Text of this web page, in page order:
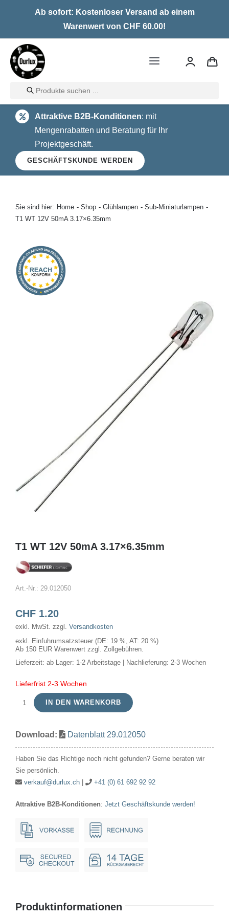
Ab sofort: Kostenloser Versand ab einem
Warenwert von CHF 60.00!
Toggle
Home
LED
Halogen
Glühlampen
Kontakt
Products
search
Attraktive B2B-Konditionen: mit
Mengenrabatten und Beratung für Ihr
Projektgeschäft.
GESCHÄFTSKUNDE WERDEN
Sie sind hier: Home Shop Glühlampen
Sub-Miniaturlampen
T1 WT 12V 50mA 3.17×6.35mm
T1 WT 12V 50mA 3.17×6.35mm
Art.-Nr.: 29.012050
CHF1.20
exkl. MwSt. zzgl. Versandkosten
exkl. Einfuhrumsatzsteuer (DE: 19 %, AT: 20 %)
Ab 150 EUR Warenwert zzgl. Zollgebühren.
Lieferzeit: ab Lager: 1-2 Arbeitstage | Nachlieferung: 2-3 Wochen
Lieferfrist 2-3 Wochen
12V
3.17x6.35mm
Menge
IN DEN WARENKORB
Download: Datenblatt 29.012050
Haben Sie das Richtige noch nicht gefunden? Gerne beraten wir
Sie persönlich.
verkauf@durlux.ch| +41 (0) 61 692 92 92
Attraktive B2B-Konditionen: Jetzt Geschäftskunde werden!
Produktinformationen